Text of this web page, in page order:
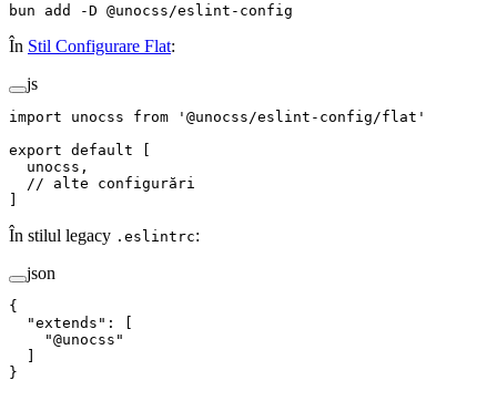
bun add -D @unocss/eslint-config
În Stil Configurare Flat:
js
import unocss from ' @unocss/eslint-config/flat '
export default
  unocss
,
  // alte configurări
În stilul legacy .eslintrc:
json
{
  "
extends " :
    "
@unocss "
}